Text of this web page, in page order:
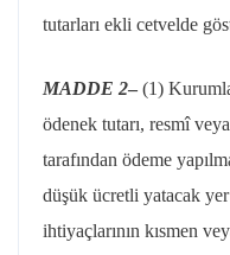
tutarları ekli cetvelde
MADDE 2– (1)
ödenek tutarı, resmî
tarafından ödeme
düşük ücretli yatacak
ihtiyaçlarının kısmen